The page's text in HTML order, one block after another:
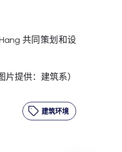
共同策划和设
片提供：建筑系）
建筑环境